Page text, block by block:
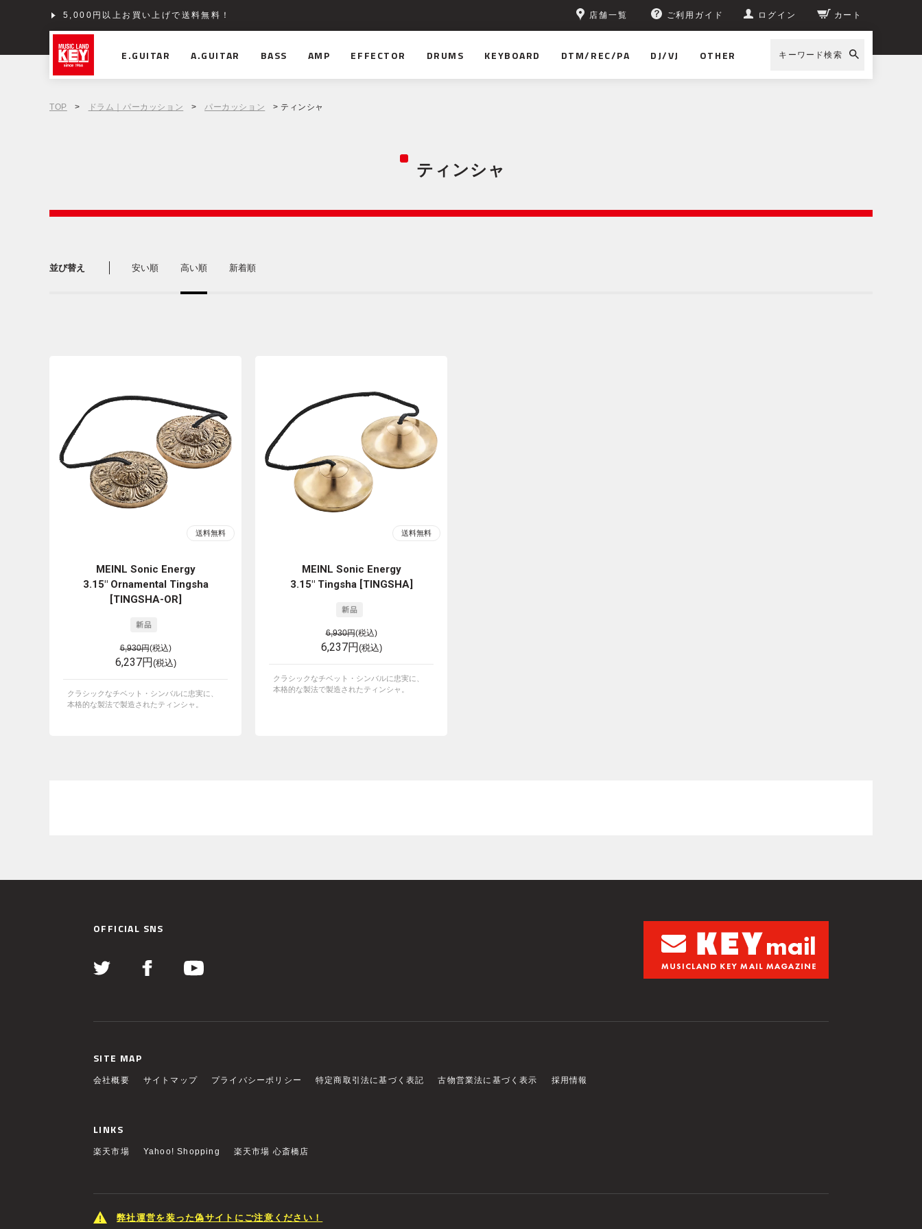
5,000円以上お買い上げで送料無料！ 店舗一覧 ご利用ガイド ログイン カート
E.GUITAR A.GUITAR BASS AMP EFFECTOR DRUMS KEYBOARD DTM/REC/PA DJ/VJ OTHER キーワード検索
TOP > ドラム｜パーカッション > パーカッション > ティンシャ
ティンシャ
並び替え 安い順 高い順 新着順
MEINL Sonic Energy
3.15" Ornamental Tingsha
[TINGSHA-OR]
6,930円(税込)
6,237円(税込)
クラシックなチベット・シンバルに忠実に、
本格的な製法で製造されたティンシャ。
MEINL Sonic Energy
3.15" Tingsha [TINGSHA]
6,930円(税込)
6,237円(税込)
クラシックなチベット・シンバルに忠実に、
本格的な製法で製造されたティンシャ。
OFFICIAL SNS
SITE MAP
会社概要 サイトマップ プライバシーポリシー 特定商取引法に基づく表記 古物営業法に基づく表示 採用情報
LINKS
楽天市場 Yahoo! Shopping 楽天市場 心斎橋店
弊社運営を装った偽サイトにご注意ください！